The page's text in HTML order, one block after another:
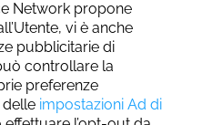
Network propone
vi è anche
pubblicitarie di
controllare la
preferenze
delle impostazioni Ad di